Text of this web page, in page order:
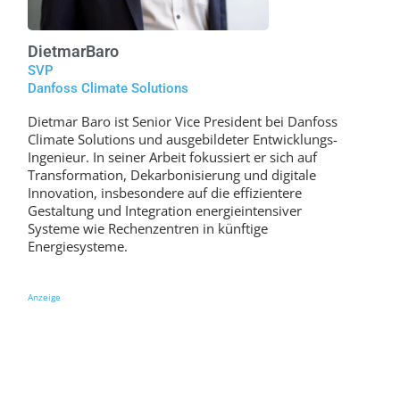
DietmarBaro
SVP
Danfoss Climate Solutions
Dietmar Baro ist Senior Vice President bei Danfoss
Climate Solutions und ausgebildeter Entwicklungs-
Ingenieur. In seiner Arbeit fokussiert er sich auf
Transformation, Dekarbonisierung und digitale
Innovation, insbesondere auf die effizientere
Gestaltung und Integration energieintensiver
Systeme wie Rechenzentren in künftige
Energiesysteme.
Anzeige